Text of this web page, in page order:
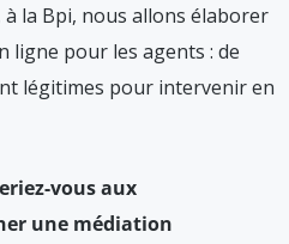
la Bpi, nous allons élaborer
ligne pour les agents : de
légitimes pour intervenir en
vous aux
une médiation